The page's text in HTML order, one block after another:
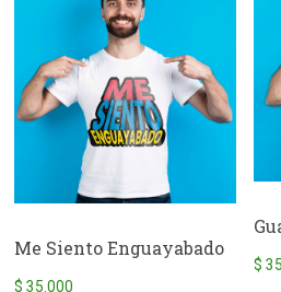
Me Siento Enguayabado
$ 35.000
$